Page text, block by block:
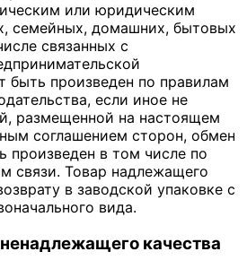
или юридическим
семейных, домашних, бытовых
связанных с
быть произведен по правилам
если иное не
размещенной на настоящем
соглашением сторон, обмен
в том числе по
связи. Товар надлежащего
в заводской упаковке с
вида.
качества